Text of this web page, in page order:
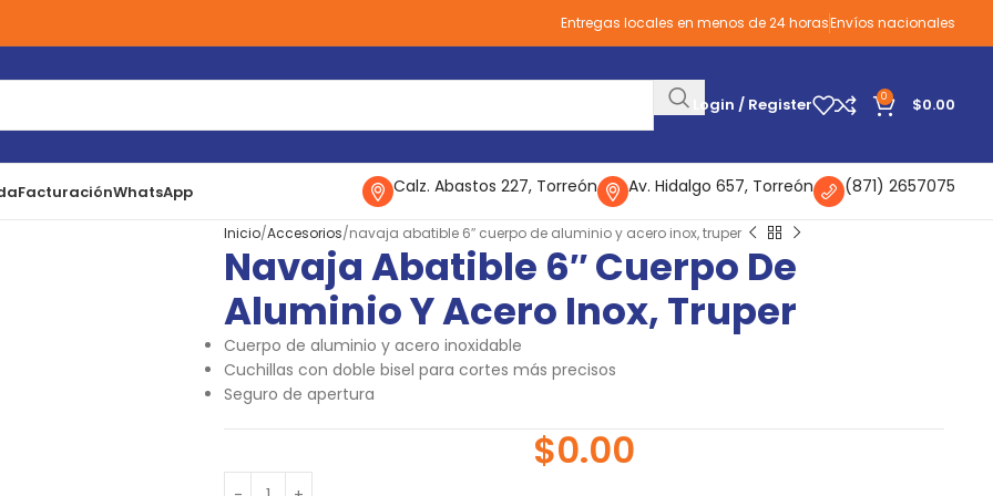
Entregas locales en menos de 24 horasEnvíos nacionales
Login / Register 0 $0.00
FacturaciónWhatsApp Calz. Abastos 227, Torreón Av. Hidalgo 657, Torreón (871) 2657075
Inicio Accesorios navaja abatible 6″ cuerpo de aluminio y acero inox, truper
Navaja Abatible 6″ Cuerpo De
Aluminio Y Acero Inox, Truper
Cuerpo de aluminio y acero inoxidable
Cuchillas con doble bisel para cortes más precisos
Seguro de apertura
$0.00